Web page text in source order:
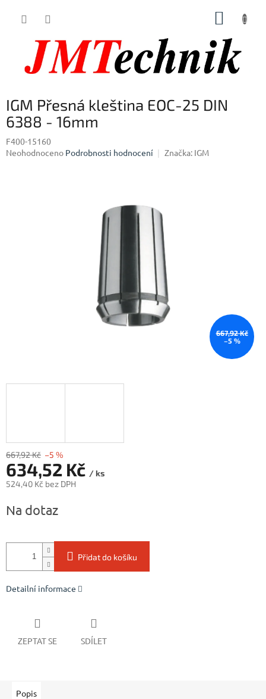
IGM Přesná kleština EOC-25 DIN
6388 - 16mm
F400-15160
Průměrné
Neohodnoceno Podrobnosti hodnocení Značka: IGM
667,92 Kč
–5 %
667,92 Kč –5 %
634,52 Kč / ks
524,40 Kč bez DPH
cena:
Na dotaz
Přidat do košíku
Detailní informace
ZEPTAT SE SDÍLET
Popis